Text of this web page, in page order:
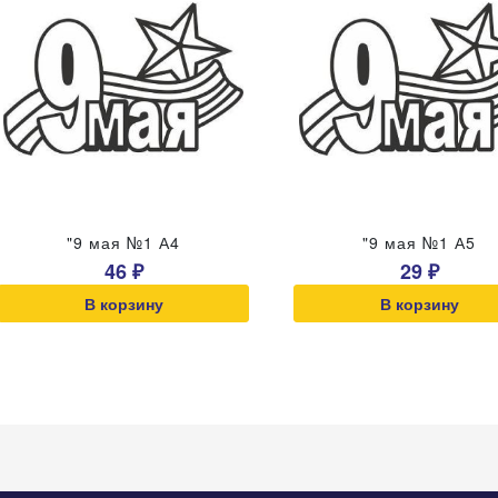
"9 мая №1 А4
46 ₽
В корзину
"9 мая №1 А5
29 ₽
В корзину